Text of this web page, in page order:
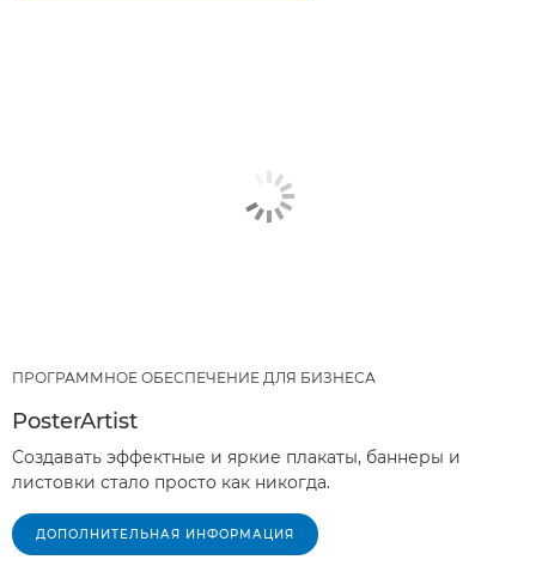
ПРОГРАММНОЕ ОБЕСПЕЧЕНИЕ ДЛЯ БИЗНЕСА
PosterArtist
Создавать эффектные и яркие плакаты, баннеры и
листовки стало просто как никогда.
ДОПОЛНИТЕЛЬНАЯ ИНФОРМАЦИЯ